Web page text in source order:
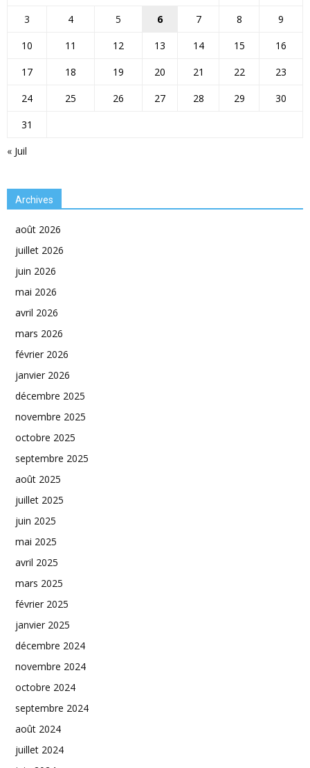
« Juil
3
4 5 6 7 8
9
10
11 12 13 14 15
16
17
18 19 20 21 22
23
24
25 26 27 28 29
30
31
Archives
août 2026
juillet 2026
juin 2026
mai 2026
avril 2026
mars 2026
février 2026
janvier 2026
décembre 2025
novembre 2025
octobre 2025
septembre 2025
août 2025
juillet 2025
juin 2025
mai 2025
avril 2025
mars 2025
février 2025
janvier 2025
décembre 2024
novembre 2024
octobre 2024
septembre 2024
août 2024
juillet 2024